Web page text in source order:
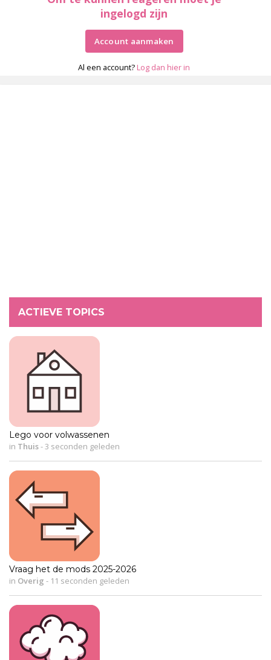
ingelogd zijn
Account aanmaken
Al een account? Log dan hier in
ACTIEVE TOPICS
Lego voor volwassenen
in Thuis-3 seconden geleden
Vraag het de mods 2025-2026
in Overig - 11 seconden geleden